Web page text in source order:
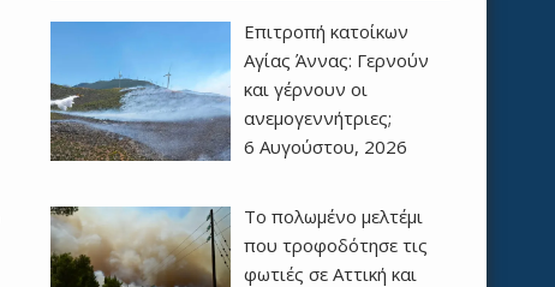
Επιτροπή κατοίκων
Αγίας Άννας: Γερνούν
και γέρνουν οι
ανεμογεννήτριες;
6 Αυγούστου, 2026
Το πολωμένο μελτέμι
που τροφοδότησε τις
φωτιές σε Αττική και